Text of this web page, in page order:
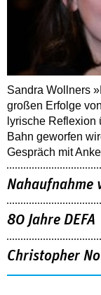
Sandra Wollners
großen Erfolge
lyrische Reflexion
Bahn geworfen
Gespräch mit
Nahaufnahme
80 Jahre DEFA
Christopher